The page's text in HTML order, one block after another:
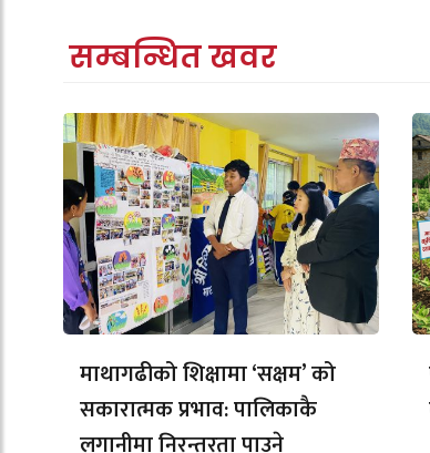
सम्बन्धित खवर
माथागढीको शिक्षामा ‘सक्षम’ को
सकारात्मक प्रभाव: पालिकाकै